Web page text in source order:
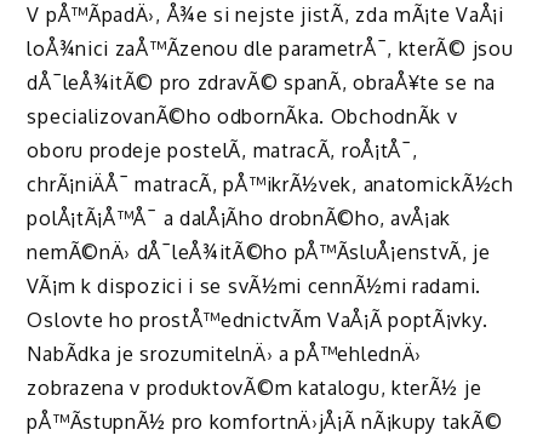
V pÅ™Ã­padÄ›, Å¾e si nejste jistÃ­, zda mÃ¡te VaÅ¡i
loÅ¾nici zaÅ™Ã­zenou dle parametrÅ¯, kterÃ© jsou
dÅ¯leÅ¾itÃ© pro zdravÃ© spanÃ­, obraÅ¥te se na
specializovanÃ©ho odbornÃ­ka. ObchodnÃ­k v
oboru prodeje postelÃ­, matracÃ­, roÅ¡tÅ¯,
chrÃ¡niÄÅ¯ matracÃ­, pÅ™ikrÃ½vek, anatomickÃ½ch
polÅ¡tÃ¡Å™Å¯ a dalÅ¡Ã­ho drobnÃ©ho, avÅ¡ak
nemÃ©nÄ› dÅ¯leÅ¾itÃ©ho pÅ™Ã­sluÅ¡enstvÃ­, je
VÃ¡m k dispozici i se svÃ½mi cennÃ½mi radami.
Oslovte ho prostÅ™ednictvÃ­m VaÅ¡Ã­ poptÃ¡vky.
NabÃ­dka je srozumitelnÄ› a pÅ™ehlednÄ›
zobrazena v produktovÃ©m katalogu, kterÃ½ je
pÅ™Ã­stupnÃ½ pro komfortnÄ›jÅ¡Ã­ nÃ¡kupy takÃ©